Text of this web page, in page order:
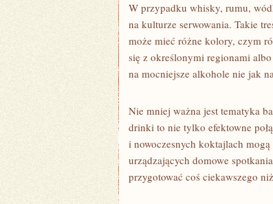
W przypadku whisky, rumu,
na kulturze serwowania. Takie
może mieć różne kolory, czym
się z określonymi regionami
na mocniejsze alkohole nie jak
Nie mniej ważna jest tematyka
drinki to nie tylko efektowne
i nowoczesnych koktajlach
urządzających domowe
przygotować coś ciekawszego